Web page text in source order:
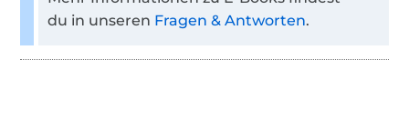
du in unseren Fragen & Antworten.